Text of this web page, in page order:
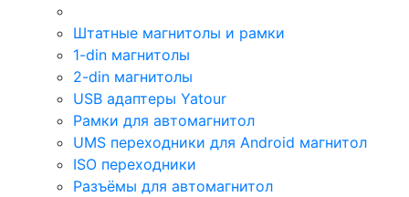
Штатные магнитолы и рамки
1-din магнитолы
2-din магнитолы
USB адаптеры Yatour
Рамки для автомагнитол
UMS переходники для Android магнитол
ISO переходники
Разъёмы для автомагнитол